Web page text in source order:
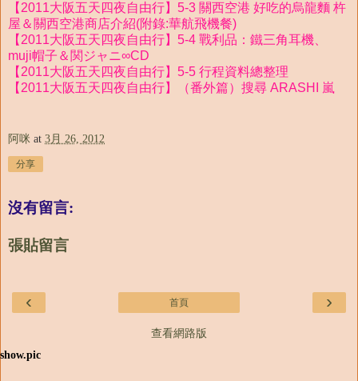
【2011大阪五天四夜自由行】5-3 關西空港 好吃的烏龍麵 杵
屋＆關西空港商店介紹(附錄:華航飛機餐)
【2011大阪五天四夜自由行】5-4 戰利品：鐵三角耳機、
muji帽子＆関ジャニ∞CD
【2011大阪五天四夜自由行】5-5 行程資料總整理
【2011大阪五天四夜自由行】（番外篇）搜尋 ARASHI 嵐
阿咪 at 3月 26, 2012
分享
沒有留言:
張貼留言
‹ ›
首頁
查看網路版
show.pic